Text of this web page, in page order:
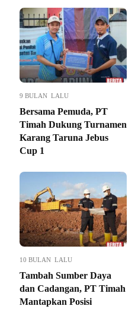
9 BULAN LALU
Bersama Pemuda, PT
Timah Dukung Turnamen
Karang Taruna Jebus
Cup 1
10 BULAN LALU
Tambah Sumber Daya
dan Cadangan, PT Timah
Mantapkan Posisi